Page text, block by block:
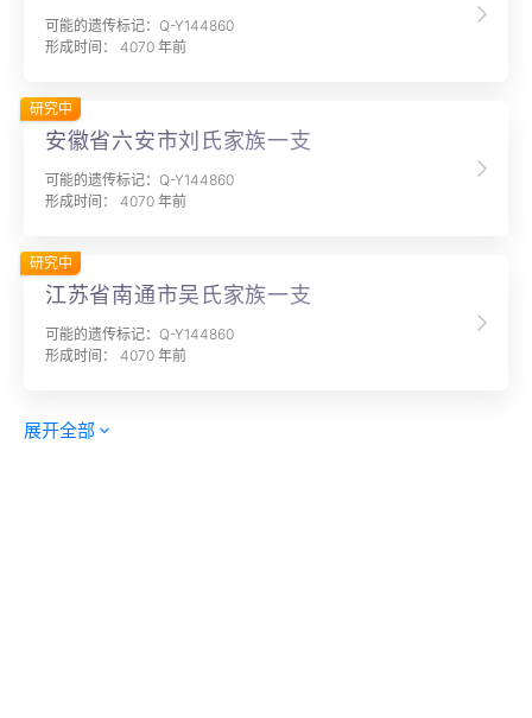
可能的遗传标记：Q-Y144860
形成时间： 4070 年前
安徽省六安市刘氏家族一支
可能的遗传标记：Q-Y144860
形成时间： 4070 年前
研究中
江苏省南通市吴氏家族一支
可能的遗传标记：Q-Y144860
形成时间： 4070 年前
研究中
展开全部